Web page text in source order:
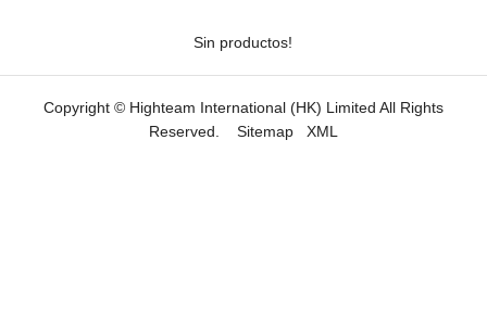
Sin productos!
Copyright © Highteam International (HK) Limited All Rights
Reserved. Sitemap XML